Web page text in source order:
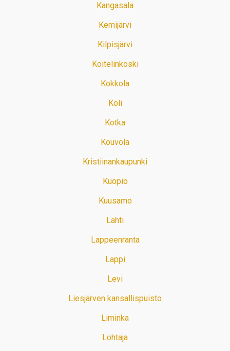
Kangasala
Kemijärvi
Kilpisjärvi
Koitelinkoski
Kokkola
Koli
Kotka
Kouvola
Kristiinankaupunki
Kuopio
Kuusamo
Lahti
Lappeenranta
Lappi
Levi
Liesjärven kansallispuisto
Liminka
Lohtaja